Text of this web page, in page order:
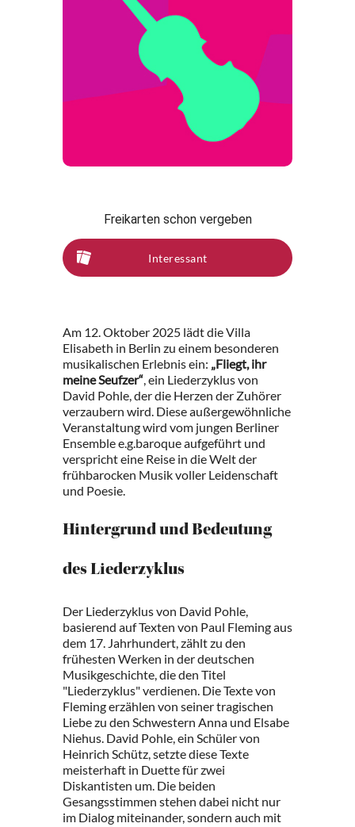
Freikarten schon vergeben
Interessant
Am 12. Oktober 2025 lädt die Villa
Elisabeth in Berlin zu einem besonderen
musikalischen Erlebnis ein: „Fliegt, ihr
meine Seufzer“, ein Liederzyklus von
David Pohle, der die Herzen der Zuhörer
verzaubern wird. Diese außergewöhnliche
Veranstaltung wird vom jungen Berliner
Ensemble e.g.baroque aufgeführt und
verspricht eine Reise in die Welt der
frühbarocken Musik voller Leidenschaft
und Poesie.
Hintergrund und Bedeutung
des Liederzyklus
Der Liederzyklus von David Pohle,
basierend auf Texten von Paul Fleming aus
dem 17. Jahrhundert, zählt zu den
frühesten Werken in der deutschen
Musikgeschichte, die den Titel
"Liederzyklus" verdienen. Die Texte von
Fleming erzählen von seiner tragischen
Liebe zu den Schwestern Anna und Elsabe
Niehus. David Pohle, ein Schüler von
Heinrich Schütz, setzte diese Texte
meisterhaft in Duette für zwei
Diskantisten um. Die beiden
Gesangsstimmen stehen dabei nicht nur
im Dialog miteinander, sondern auch mit